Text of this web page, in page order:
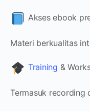
Akses ebook
Materi berkualitas
Training &
Termasuk